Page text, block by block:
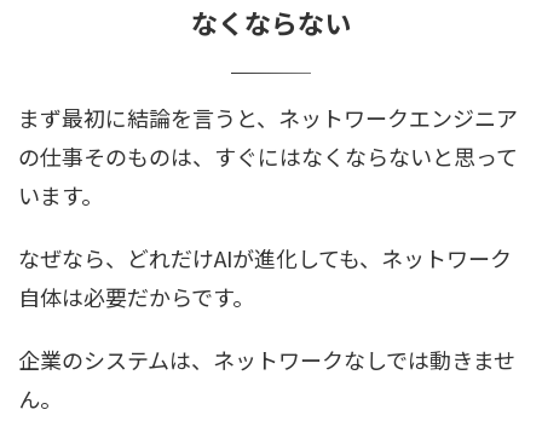
なくならない
まず最初に結論を言うと、ネットワークエンジニア
の仕事そのものは、すぐにはなくならないと思って
います。
なぜなら、どれだけAIが進化しても、ネットワーク
自体は必要だからです。
企業のシステムは、ネットワークなしでは動きませ
ん。